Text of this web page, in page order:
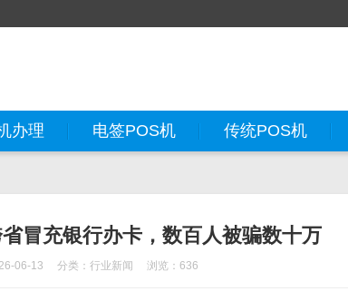
办理 电签POS机 传统POS机
冒充银行办卡，数百人被骗数十万
06-13 分类：行业新闻 浏览：636